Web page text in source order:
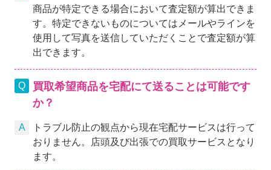
商品が特定できる場合において査定額が算出できま
す。特定できないものについてはメールやラインを
使用して写真を送信していただくことで査定額が算
出できます。
買取希望商品を宅配にて送ることは可能です
か？
トラブル防止の観点から現在宅配サービスは行って
おりません。店頭及び出張での買取サービスとなり
ます。